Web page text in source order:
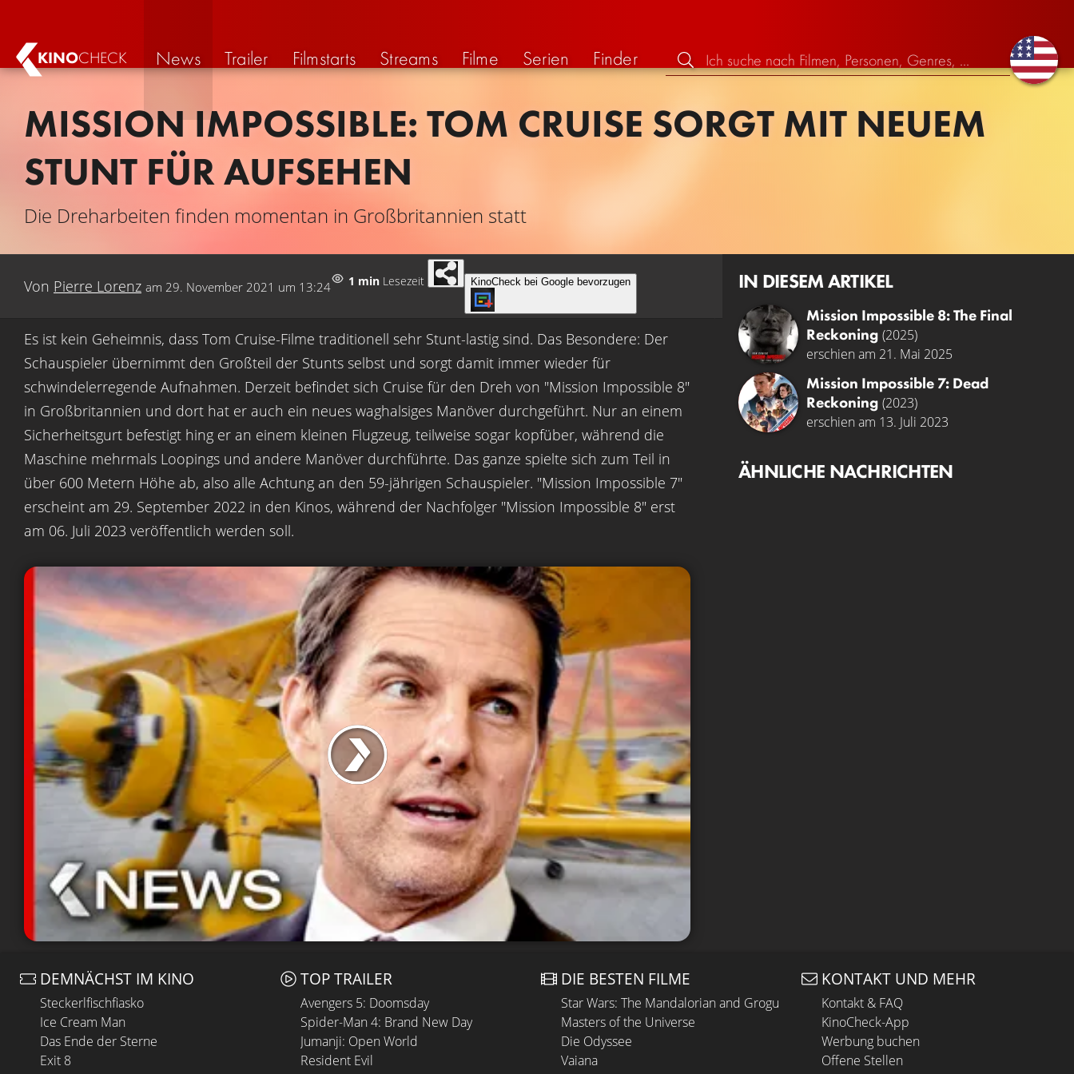
KINOCHECK News Trailer Filmstarts Streams Filme Serien Finder
MISSION IMPOSSIBLE: TOM CRUISE SORGT MIT NEUEM
STUNT FÜR AUFSEHEN
Die Dreharbeiten finden momentan in Großbritannien statt
Von Pierre Lorenz am 29. November 2021 um 13:24 1 min Lesezeit KinoCheck bei Google bevorzugen
Es ist kein Geheimnis, dass Tom Cruise-Filme traditionell sehr Stunt-lastig sind. Das Besondere: Der
Schauspieler übernimmt den Großteil der Stunts selbst und sorgt damit immer wieder für
schwindelerregende Aufnahmen. Derzeit befindet sich Cruise für den Dreh von "Mission Impossible 8"
in Großbritannien und dort hat er auch ein neues waghalsiges Manöver durchgeführt. Nur an einem
Sicherheitsgurt befestigt hing er an einem kleinen Flugzeug, teilweise sogar kopfüber, während die
Maschine mehrmals Loopings und andere Manöver durchführte. Das ganze spielte sich zum Teil in
über 600 Metern Höhe ab, also alle Achtung an den 59-jährigen Schauspieler. "Mission Impossible 7"
erscheint am 29. September 2022 in den Kinos, während der Nachfolger "Mission Impossible 8" erst
am 06. Juli 2023 veröffentlich werden soll.
IN DIESEM ARTIKEL
Mission Impossible 8: The Final
Reckoning (2025)
erschien am 21. Mai 2025
Mission Impossible 7: Dead
Reckoning (2023)
erschien am 13. Juli 2023
ÄHNLICHE NACHRICHTEN
DEMNÄCHST IM KINO
Steckerlfischfiasko
Ice Cream Man
Das Ende der Sterne
Exit 8
TOP TRAILER
Avengers 5: Doomsday
Spider-Man 4: Brand New Day
Jumanji: Open World
Resident Evil
DIE BESTEN FILME
Star Wars: The Mandalorian and Grogu
Masters of the Universe
Die Odyssee
Vaiana
KONTAKT UND MEHR
Kontakt & FAQ
KinoCheck-App
Werbung buchen
Offene Stellen